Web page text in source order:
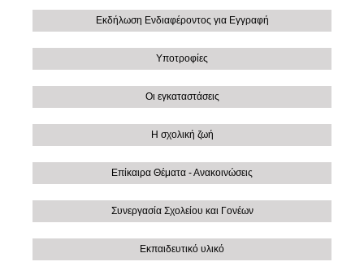
Εκδήλωση Ενδιαφέροντος για Εγγραφή
Υποτροφίες
Οι εγκαταστάσεις
Η σχολική ζωή
Επίκαιρα Θέματα - Ανακοινώσεις
Συνεργασία Σχολείου και Γονέων
Εκπαιδευτικό υλικό